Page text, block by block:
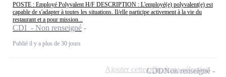
POSTE : Employé Polyvalent H/F DESCRIPTION : L'employé(e) polyvalent(e) est
capable de s'adapter à toutes les situations. Il/elle participe activement à la vie du
restaurant et a pour mission...
CDI - Non renseigné
Publié il y a plus de 30 jours
CDDNon renseigné
Ajouter cette offre à ma sélection